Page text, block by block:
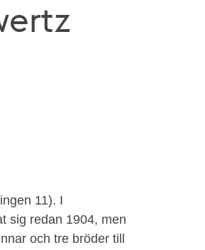
11). I
sig redan 1904, men
och tre bröder till